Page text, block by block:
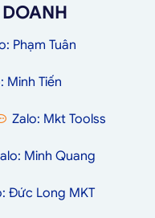
Phạm Tuân
Minh Tiến
Zalo: Mkt Toolss
Minh Quang
Đức Long MKT